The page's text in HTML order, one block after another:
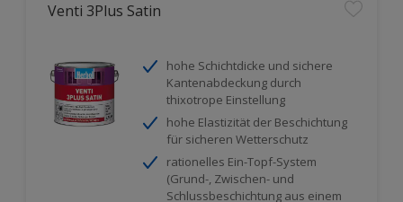
Venti 3Plus Satin
hohe Schichtdicke und sichere
Kantenabdeckung durch
thixotrope Einstellung
hohe Elastizität der Beschichtung
für sicheren Wetterschutz
rationelles Ein-Topf-System
(Grund-, Zwischen- und
Schlussbeschichtung aus einem